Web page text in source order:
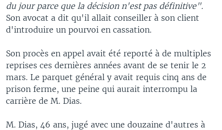
du jour parce que la décision n'est pas définitive".
Son avocat a dit qu'il allait conseiller à son client
d'introduire un pourvoi en cassation.
Son procès en appel avait été reporté à de multiples
reprises ces dernières années avant de se tenir le 2
mars. Le parquet général y avait requis cinq ans de
prison ferme, une peine qui aurait interrompu la
carrière de M. Dias.
M. Dias, 46 ans, jugé avec une douzaine d'autres à